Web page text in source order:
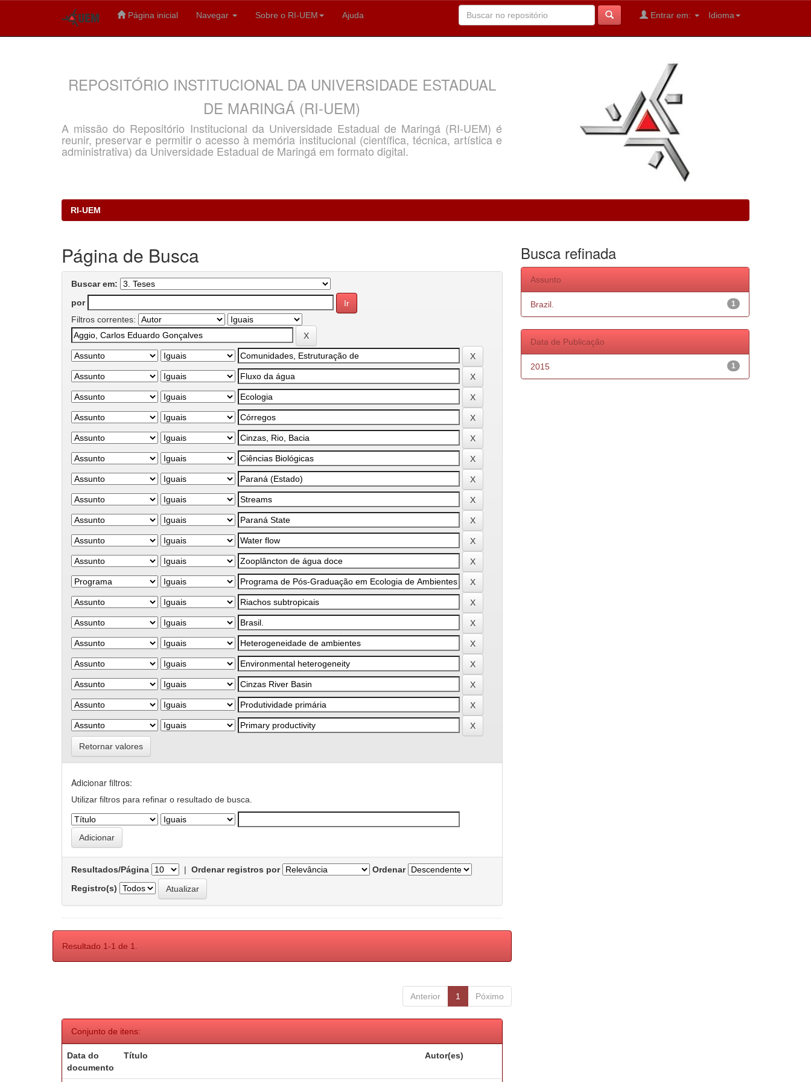
Página inicial Navegar Sobre o RI-UEM Ajuda Idioma
Entrar em:
REPOSITÓRIO INSTITUCIONAL DA UNIVERSIDADE ESTADUAL
DE MARINGÁ (RI-UEM)
A missão do Repositório Institucional da Universidade Estadual de Maringá (RI-UEM) é
reunir, preservar e permitir o acesso à memória institucional (científica, técnica, artística e
administrativa) da Universidade Estadual de Maringá em formato digital.
RI-UEM
Página de Busca
Buscar em:
por
Filtros correntes:
Retornar valores
Adicionar filtros:
Utilizar filtros para refinar o resultado de busca.
Resultados/Página | Ordenar registros por
Ordenar
Registro(s)
Resultado 1-1 de 1.
Anterior 1 Póximo
Conjunto de itens:
Data do
documento
Título Autor(es)
Busca refinada
Assunto
1
Brazil.
Data de Publicação
1
2015